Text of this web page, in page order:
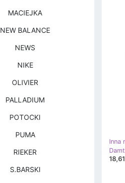
Inna
MACIEJKA
NEW BALANCE
NEWS
NIKE
OLIVIER
PALLADIUM
POTOCKI
PUMA
RIEKER
S.BARSKI